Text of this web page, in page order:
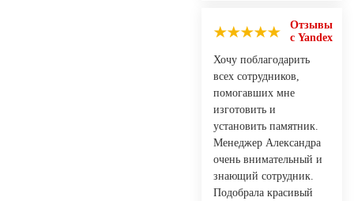
Отзывы
с Yandex
Хочу поблагодарить
всех сотрудников,
помогавших мне
изготовить и
установить памятник.
Менеджер Александра
очень внимательный и
знающий сотрудник.
Подобрала красивый